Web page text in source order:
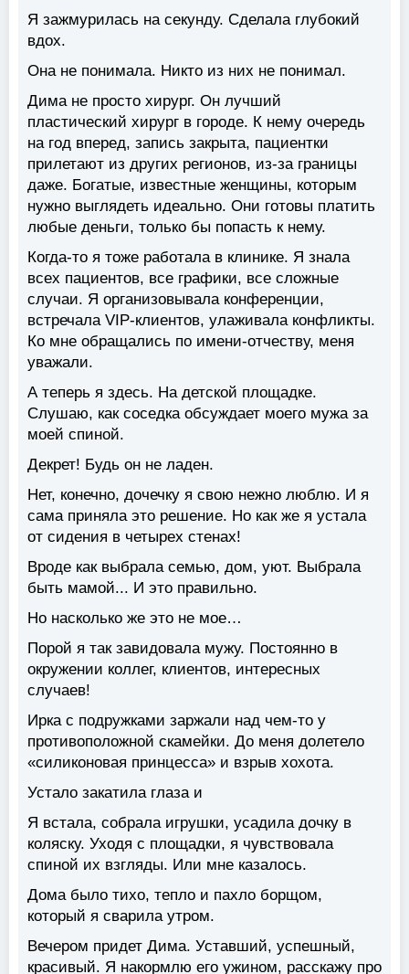
Я зажмурилась на секунду. Сделала глубокий
вдох.
Она не понимала. Никто из них не понимал.
Дима не просто хирург. Он лучший
пластический хирург в городе. К нему очередь
на год вперед, запись закрыта, пациентки
прилетают из других регионов, из-за границы
даже. Богатые, известные женщины, которым
нужно выглядеть идеально. Они готовы платить
любые деньги, только бы попасть к нему.
Когда-то я тоже работала в клинике. Я знала
всех пациентов, все графики, все сложные
случаи. Я организовывала конференции,
встречала VIP-клиентов, улаживала конфликты.
Ко мне обращались по имени-отчеству, меня
уважали.
А теперь я здесь. На детской площадке.
Слушаю, как соседка обсуждает моего мужа за
моей спиной.
Декрет! Будь он не ладен.
Нет, конечно, дочечку я свою нежно люблю. И я
сама приняла это решение. Но как же я устала
от сидения в четырех стенах!
Вроде как выбрала семью, дом, уют. Выбрала
быть мамой... И это правильно.
Но насколько же это не мое…
Порой я так завидовала мужу. Постоянно в
окружении коллег, клиентов, интересных
случаев!
Ирка с подружками заржали над чем-то у
противоположной скамейки. До меня долетело
«силиконовая принцесса» и взрыв хохота.
Устало закатила глаза и
Я встала, собрала игрушки, усадила дочку в
коляску. Уходя с площадки, я чувствовала
спиной их взгляды. Или мне казалось.
Дома было тихо, тепло и пахло борщом,
который я сварила утром.
Вечером придет Дима. Уставший, успешный,
красивый. Я накормлю его ужином, расскажу про